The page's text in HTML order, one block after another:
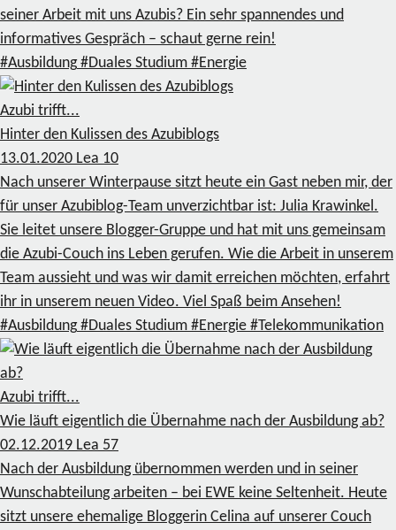
seiner Arbeit mit uns Azubis? Ein sehr spannendes und
informatives Gespräch – schaut gerne rein!
#Ausbildung #Duales Studium #Energie
Azubi trifft...
Hinter den Kulissen des Azubiblogs
13.01.2020 Lea 10
Nach unserer Winterpause sitzt heute ein Gast neben mir, der
für unser Azubiblog-Team unverzichtbar ist: Julia Krawinkel.
Sie leitet unsere Blogger-Gruppe und hat mit uns gemeinsam
die Azubi-Couch ins Leben gerufen. Wie die Arbeit in unserem
Team aussieht und was wir damit erreichen möchten, erfahrt
ihr in unserem neuen Video. Viel Spaß beim Ansehen!
#Ausbildung #Duales Studium #Energie #Telekommunikation
Azubi trifft...
Wie läuft eigentlich die Übernahme nach der Ausbildung ab?
02.12.2019 Lea 57
Nach der Ausbildung übernommen werden und in seiner
Wunschabteilung arbeiten – bei EWE keine Seltenheit. Heute
sitzt unsere ehemalige Bloggerin Celina auf unserer Couch